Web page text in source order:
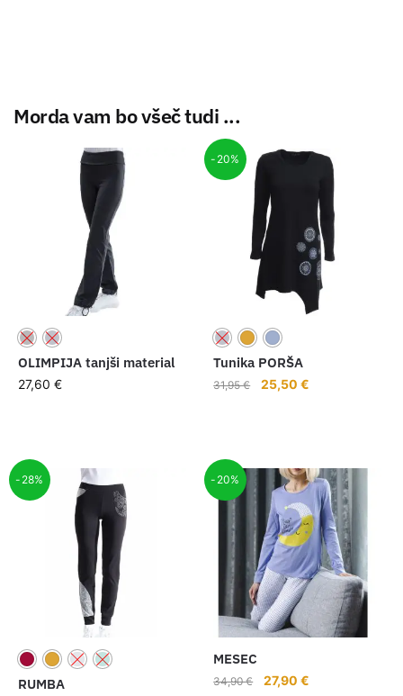
Morda vam bo všeč tudi ...
OLIMPIJA tanjši material
27,60 €
-20%
Tunika PORŠA
31,95€ 25,50€
-28%
RUMBA
-20%
MESEC
34,90€ 27,90€